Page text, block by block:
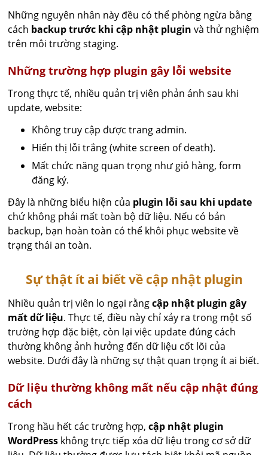
Những nguyên nhân này đều có thể phòng ngừa bằng
cách backup trước khi cập nhật plugin và thử nghiệm
trên môi trường staging.
Những trường hợp plugin gây lỗi website
Trong thực tế, nhiều quản trị viên phản ánh sau khi
update, website:
Không truy cập được trang admin.
Hiển thị lỗi trắng (white screen of death).
Mất chức năng quan trọng như giỏ hàng, form
đăng ký.
Đây là những biểu hiện của plugin lỗi sau khi update
chứ không phải mất toàn bộ dữ liệu. Nếu có bản
backup, bạn hoàn toàn có thể khôi phục website về
trạng thái an toàn.
Sự thật ít ai biết về cập nhật plugin
Nhiều quản trị viên lo ngại rằngcập nhật plugin gây
mất dữ liệu. Thực tế, điều này chỉ xảy ra trong một số
trường hợp đặc biệt, còn lại việc update đúng cách
thường không ảnh hưởng đến dữ liệu cốt lõi của
website. Dưới đây là những sự thật quan trọng ít ai biết.
Dữ liệu thường không mất nếu cập nhật đúng
cách
Trong hầu hết các trường hợp,cập nhật plugin
WordPress không trực tiếp xóa dữ liệu trong cơ sở dữ